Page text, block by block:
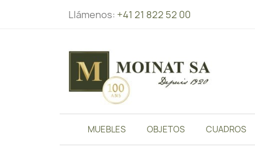
Llámenos: +41 21 822 52 00
MUEBLES OBJETOS CUADROS